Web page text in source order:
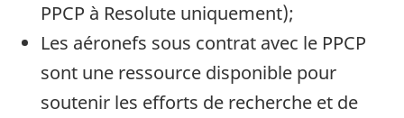
PPCP à Resolute uniquement);
Les aéronefs sous contrat avec le PPCP
sont une ressource disponible pour
soutenir les efforts de recherche et de